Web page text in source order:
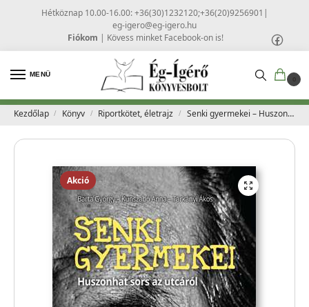
Hétköznap 10.00-16.00: +36(30)1232120;+36(20)9256901 |
eg-igero@eg-igero.hu
Fiókom | Kövess minket Facebook-on is!
MENÜ
0
Kezdőlap / Könyv / Riportkötet, életrajz / Senki gyermekei – Huszonhat sors az utcáról – Barta György – Kunszabó Anna – Tár
Akció